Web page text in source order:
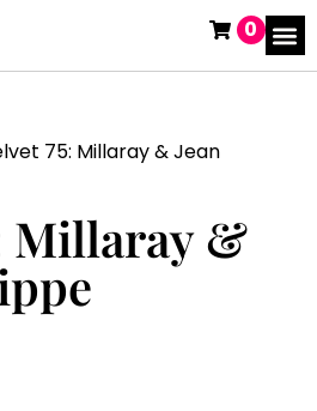
0
75: Millaray & Jean
Millaray &